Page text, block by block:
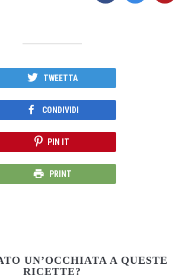
TWEETTA
CONDIVIDI
PIN IT
PRINT
UN’OCCHIATA A QUESTE
RICETTE?